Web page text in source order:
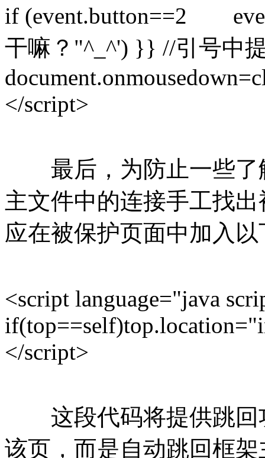
if (event.button==2
干嘛？"^_^') }} //引号中
</script>
最后，为防止一些了
主文件中的连接手工找
应在被保护页面中加入
<script language="java
</script>
这段代码将提供跳回
该页，而是自动跳回框